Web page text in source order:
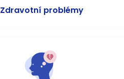
Zdravotní problémy